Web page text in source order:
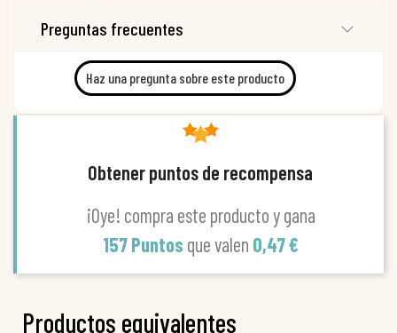
Preguntas frecuentes
Haz una pregunta sobre este producto
Obtener puntos de recompensa
¡Oye! compra este producto y gana
157 Puntos que valen 0,47 €
Productos equivalentes